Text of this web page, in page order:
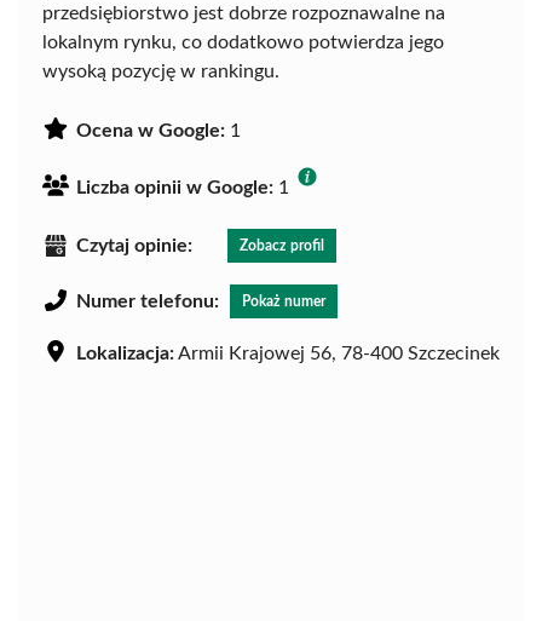
przedsiębiorstwo jest dobrze rozpoznawalne na
lokalnym rynku, co dodatkowo potwierdza jego
wysoką pozycję w rankingu.
Ocena w Google: 1
Liczba opinii w Google: 1
Czytaj opinie: Zobacz profil
Numer telefonu: Pokaż numer
Lokalizacja:Armii Krajowej 56, 78-400 Szczecinek